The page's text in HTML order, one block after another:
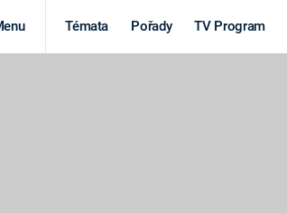
Témata Pořady TV Program